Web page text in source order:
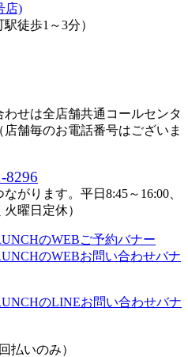
店)
徒歩1～3分）
せは全店舗共通コールセンタ
舗毎のお電話番号はございま
8296
がります。平日8:45～16:00、
曜日定休）
払いのみ）